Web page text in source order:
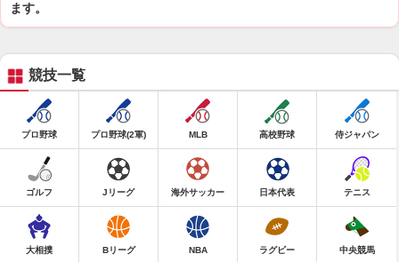
ます。
競技一覧
プロ野球 プロ野球(2軍) MLB 高校野球 侍ジャパン
ゴルフ Jリーグ 海外サッカー 日本代表 テニス
大相撲 Bリーグ NBA ラグビー 中央競馬